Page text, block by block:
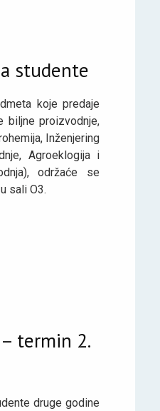
studente
koje predaje
biljne proizvodnje,
Inženjering
Agroeklogija i
održaće se
sali O3.
termin 2.
druge godine